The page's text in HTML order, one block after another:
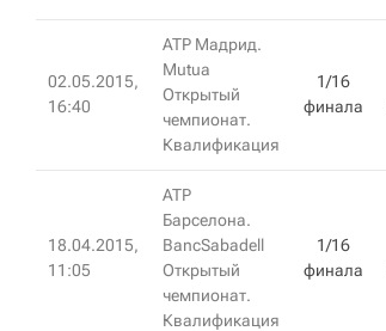
02.05.2015,
16:40
ATP Мадрид.
Mutua
Открытый
чемпионат.
Квалификация
1/16
финала
18.04.2015,
11:05
ATP
Барселона.
BancSabadell
Открытый
чемпионат.
Квалификация
1/16
финала